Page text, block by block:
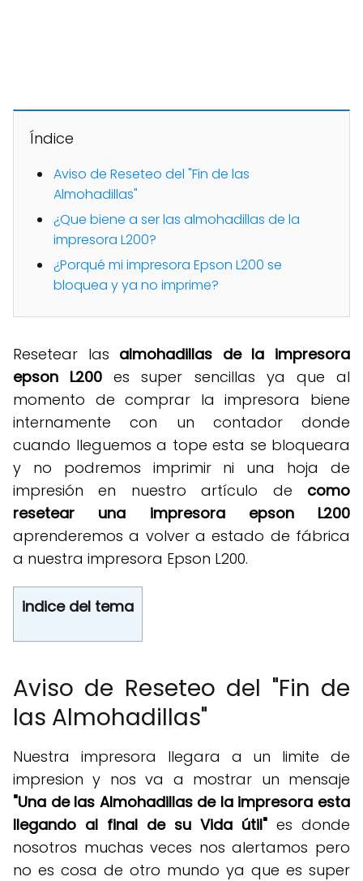
Índice
Aviso de Reseteo del "Fin de las
Almohadillas"
¿Que biene a ser las almohadillas de la
impresora L200?
¿Porqué mi impresora Epson L200 se
bloquea y ya no imprime?
Resetear las almohadillas de la impresora
epson L200 es super sencillas ya que al
momento de comprar la impresora biene
internamente con un contador donde
cuando lleguemos a tope esta se bloqueara
y no podremos imprimir ni una hoja de
impresión en nuestro artículo de como
resetear una impresora epson L200
aprenderemos a volver a estado de fábrica
a nuestra impresora Epson L200.
indice del tema
Aviso de Reseteo del "Fin de
las Almohadillas"
Nuestra impresora llegara a un limite de
impresion y nos va a mostrar un mensaje
"Una de las Almohadillas de la impresora esta
llegando al final de su Vida útil" es donde
nosotros muchas veces nos alertamos pero
no es cosa de otro mundo ya que es super